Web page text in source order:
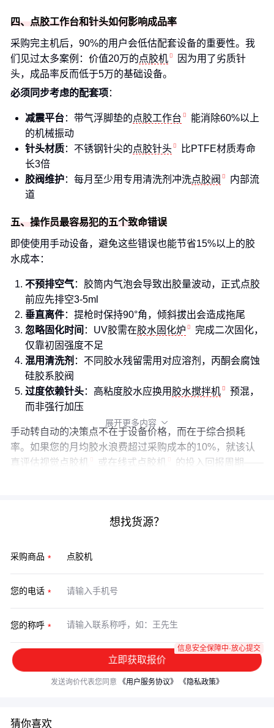
四、点胶工作台和针头如何影响成品率
采购完主机后，90%的用户会低估配套设备的重要性。我
们见过太多案例：价值20万的点胶机
因为用了劣质针
头，成品率反而低于5万的基础设备。
必须同步考虑的配套项 ：
减震平台：带气浮脚垫的点胶工作台
能消除60%以上
的机械振动
针头材质：不锈钢针尖的点胶针头
比PTFE材质寿命
长3倍
胶阀维护：每月至少用专用清洗剂冲洗点胶阀
内部流
道
五、操作员最容易犯的五个致命错误
即使使用手动设备，避免这些错误也能节省15%以上的胶
水成本：
不预排空气：胶筒内气泡会导致出胶量波动，正式点胶
前应先排空3-5ml
垂直离件：提枪时保持90°角，倾斜拔出会造成拖尾
忽略固化时间 ：UV胶需在胶水固化炉
完成二次固化，
仅靠初固强度不足
混用清洗剂 ：不同胶水残留需用对应溶剂，丙酮会腐蚀
硅胶系胶阀
过度依赖针头：高粘度胶水应换用 胶水搅拌机
预混，
而非强行加压
手动转自动的决策点不在于设备价格，而在于综合损耗
率。如果您的月均胶水浪费超过采购成本的10%，就该认
真评估视觉点胶机 或在线式点胶机
的投入回报周期——
展开更多内容 
想找货源？
采购商品
您的电话
您的称呼
立即获取报价
信息安全保障中·放心提交
发送询价代表您同意 《用户服务协议》 《隐私政策》
猜你喜欢